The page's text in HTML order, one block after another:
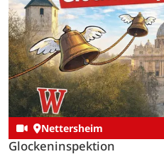
Nettersheim
Glockeninspektion